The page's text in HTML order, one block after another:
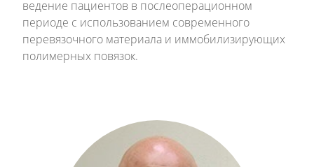
ведение пациентов в послеоперационном
периоде с использованием современного
перевязочного материала и иммобилизирующих
полимерных повязок.